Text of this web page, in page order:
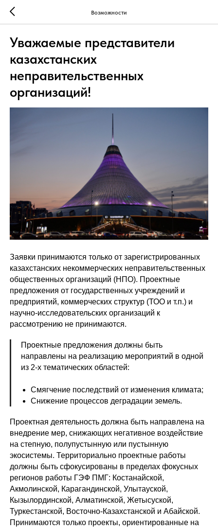
Возможности
Уважаемые представители
казахстанских
неправительственных
организаций!
Заявки принимаются только от зарегистрированных
казахстанских некоммерческих неправительственных
общественных организаций (НПО). Проектные
предложения от государственных учреждений и
предприятий, коммерческих структур (ТОО и т.п.) и
научно-исследовательских организаций к
рассмотрению не принимаются.
Проектные предложения должны быть
направлены на реализацию мероприятий в одной
из 2-х тематических областей:
Смягчение последствий от изменения климата;
Снижение процессов деградации земель.
Проектная деятельность должна быть направлена на
внедрение мер, снижающих негативное воздействие
на степную, полупустынную или пустынную
экосистемы. Территориально проектные работы
должны быть сфокусированы в пределах фокусных
регионов работы ГЭФ ПМГ: Костанайской,
Акмолинской, Карагандинской, Улытауской,
Кызылординской, Алматинской, Жетысуской,
Туркестанской, Восточно-Казахстанской и Абайской.
Принимаются только проекты, ориентированные на